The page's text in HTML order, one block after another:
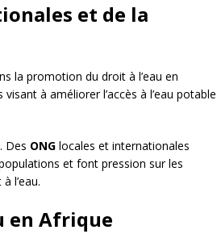
et de la
la promotion du droit à l’eau en
à améliorer l’accès à l’eau potable
Des ONG locales et internationales
et font pression sur les
l’eau.
en Afrique